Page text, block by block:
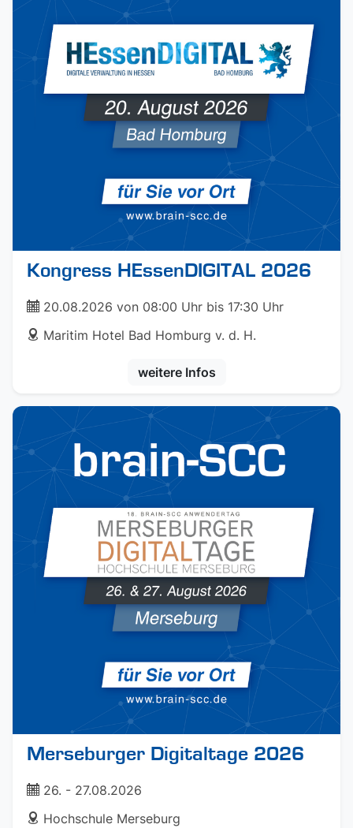
Kongress HEssenDIGITAL 2026
ticket20.08.2026 von 08:00 Uhr bis 17:30 Uhr
address
Maritim Hotel Bad Homburg v. d. H.
weitere Infos
Merseburger Digitaltage 2026
ticket26. - 27.08.2026
address
Hochschule Merseburg